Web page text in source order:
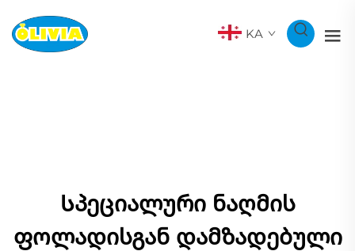
KA
Სპეციალური ნაღმის
ფოლადისგან დამზადებული